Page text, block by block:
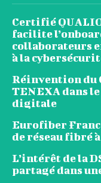
Certifié
facilite
collaborateurs
à la
Réinvention du
TENEXA dans
digitale
Eurofiber
de réseau fibré
L’intérêt de la
partagé dans